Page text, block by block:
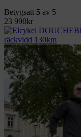
Betygsatt 5 av 5
23 990kr